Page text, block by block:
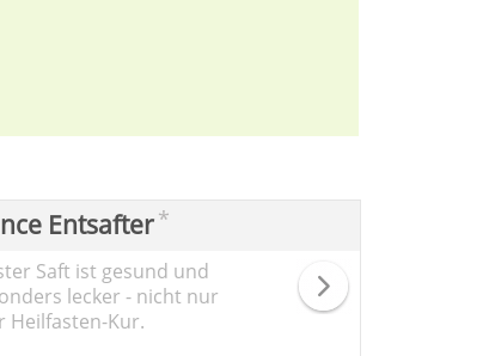
Entsafter*
Saft ist gesund und
lecker - nicht nur
Heilfasten-Kur.